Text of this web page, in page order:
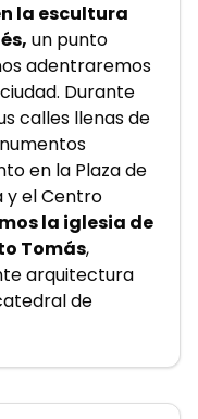
la escultura
un punto
adentraremos
Durante
calles llenas de
en la Plaza de
y el Centro
la iglesia de
Tomás,
arquitectura
de